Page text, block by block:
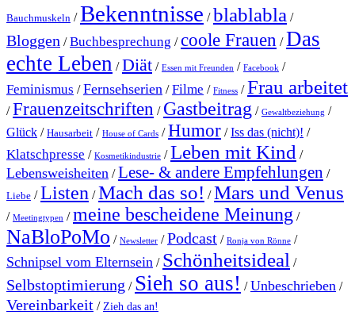
Bauchmuskeln /Bekenntnisse /blablabla /
Bloggen /Buchbesprechung /coole Frauen /Das
echte Leben /Diät / Essen mit Freunden / Facebook /
Feminismus /Fernsehserien /Filme / Fitness /Frau arbeitet
/Frauenzeitschriften / Gastbeitrag / Gewaltbeziehung /
Glück / Hausarbeit / House of Cards /Humor /Iss das (nicht)! /
Klatschpresse / Kosmetikindustrie /Leben mit Kind /
Lebensweisheiten /Lese- & andere Empfehlungen /
Liebe /Listen /Mach das so! /Mars und Venus
/ Meetingtypen /meine bescheidene Meinung /
NaBloPoMo / Newsletter /Podcast / Ronja von Rönne /
Schnipsel vom Elternsein / Schönheitsideal /
Selbstoptimierung / Sieh so aus! /Unbeschrieben /
Vereinbarkeit / Zieh das an!